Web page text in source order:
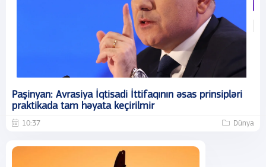
Paşinyan: Avrasiya İqtisadi İttifaqının əsas prinsipləri
praktikada tam həyata keçirilmir
10:37 Dünya